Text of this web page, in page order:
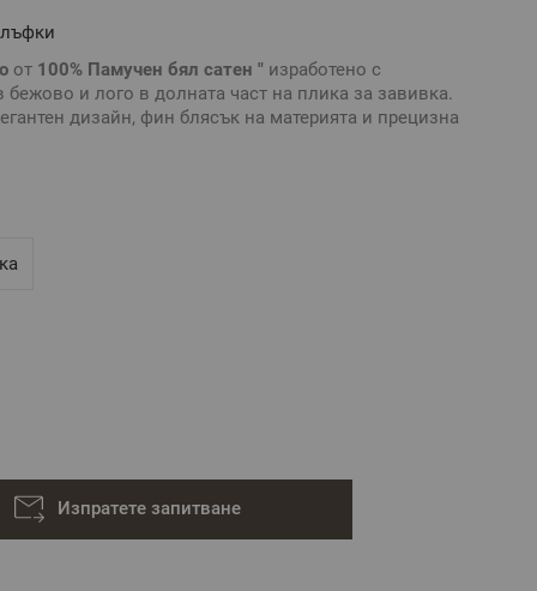
от 100% Памучен бял сатен " изработено с
бежово и лого в долната част на плика за завивка.
дизайн, фин блясък на материята и прецизна
мекота, гарантираща спокойна и
„Премиум Лукс“:
Изпратете запитване